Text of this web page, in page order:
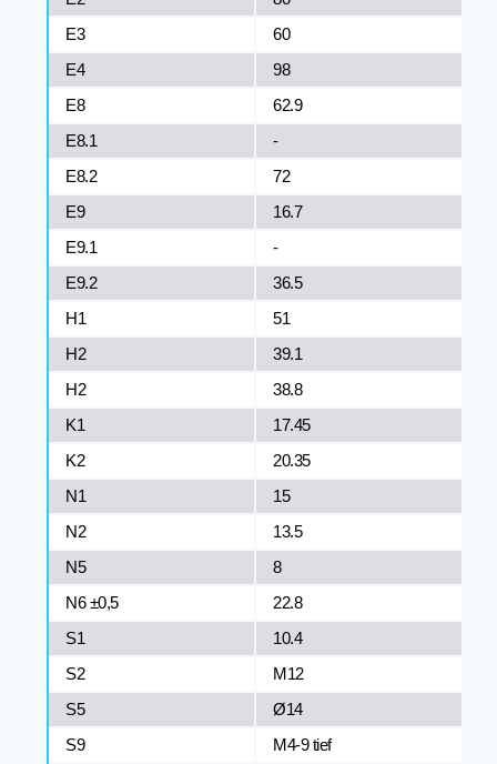
E3
60
Е4
98
E8
62.9
Е8.1
-
E8.2
72
Е9
16.7
E9.1
-
E9.2
36.5
H1
51
H2
39.1
H2
38.8
K1
17.45
K2
20.35
N1
15
N2
13.5
N5
8
N6 ±0,5
22.8
S1
10.4
S2
M12
S5
Ø14
S9
M4-9 tief